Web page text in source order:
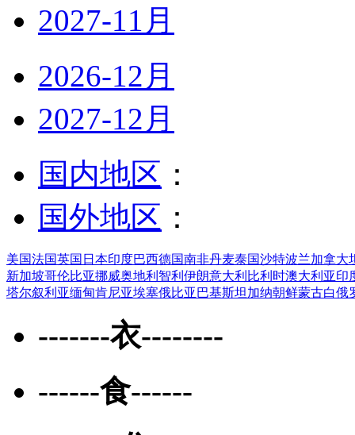
2027-11月
2026-12月
2027-12月
国内地区 ：
国外地区 ：
美国法国英国 日本印度巴西德国南非丹麦泰国沙特波兰加拿大
新加坡哥伦比亚挪威奥地利 智利 伊朗意大利 比利时澳大利亚印
塔尔叙利亚缅甸肯尼亚埃塞俄比亚 巴基斯坦 加纳朝鲜蒙古白俄
-------衣--------
------食------